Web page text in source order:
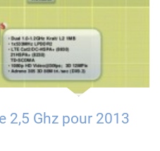
2,5 Ghz pour 2013